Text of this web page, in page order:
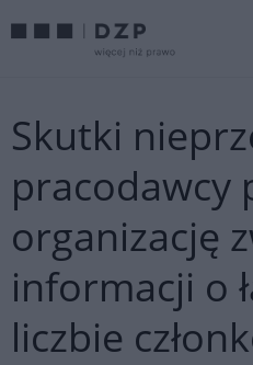
Skutki
pracodawcy
organizację
informacji o
liczbie